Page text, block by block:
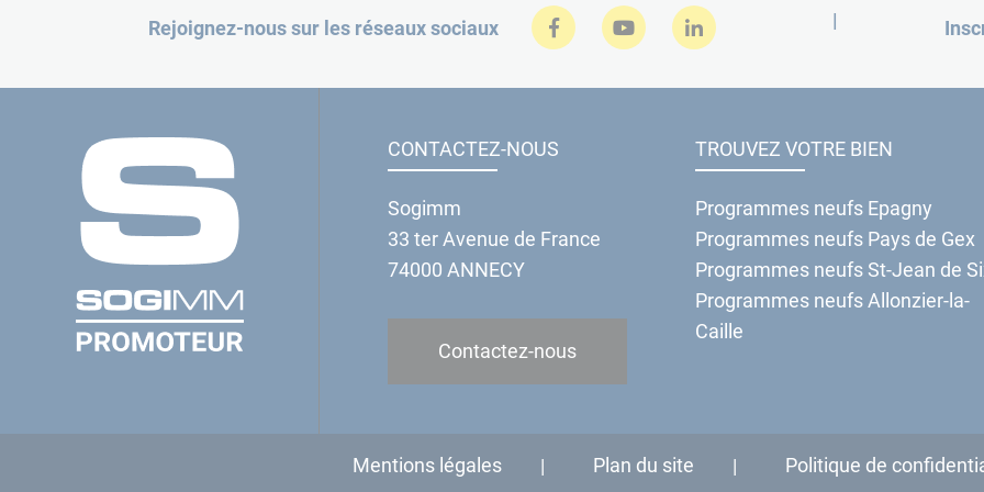
Rejoignez-nous sur les réseaux sociaux FacebookYoutubeLinkedIn |
CONTACTEZ-NOUS
Sogimm
33 ter Avenue de France
74000 ANNECY
Contactez-nous
TROUVEZ VOTRE BIEN
Programmes neufs Epagny
Programmes neufs Pays de Gex
Programmes neufs St-Jean de
Programmes neufs Allonzier-la-
Caille
Mentions légales Plan du site Politique de